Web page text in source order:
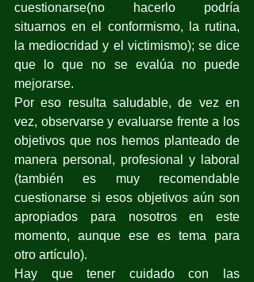
cuestionarse(no hacerlo podría
situarnos en el conformismo, la rutina,
la mediocridad y el victimismo); se dice
que lo que no se evalúa no puede
mejorarse.
Por eso resulta saludable, de vez en
vez, observarse y evaluarse frente a los
objetivos que nos hemos planteado de
manera personal, profesional y laboral
(también es muy recomendable
cuestionarse si esos objetivos aún son
apropiados para nosotros en este
momento, aunque ese es tema para
otro artículo).
Hay que tener cuidado con las